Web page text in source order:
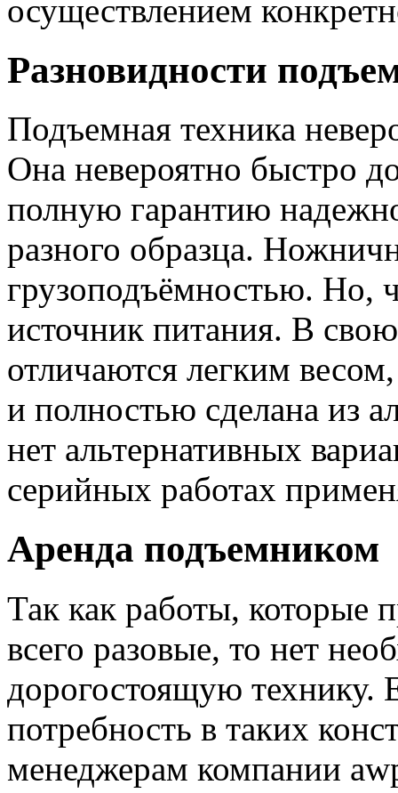
осуществлением
Разновидности
Подъемная техника
Она невероятно быстро
полную гарантию
разного образца.
грузоподъёмностью. Но,
источник питания. В
отличаются легким
и полностью сделана из
нет альтернативных
серийных работах
Аренда подъемником
Так как работы, которые
всего разовые, то нет
дорогостоящую технику.
потребность в таких
менеджерам компании